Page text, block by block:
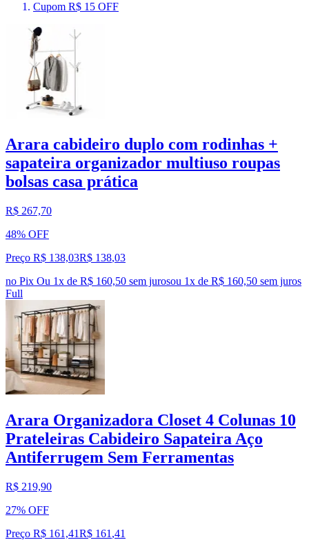
Cupom R$ 15 OFF
Arara cabideiro duplo com rodinhas +
sapateira organizador multiuso roupas
bolsas casa prática
R$ 267,70
48% OFF
Preço R$ 138,03R$ 138,03
no Pix Ou 1x de R$ 160,50 sem jurosou 1x de R$ 160,50 sem juros
Full
Arara Organizadora Closet 4 Colunas 10
Prateleiras Cabideiro Sapateira Aço
Antiferrugem Sem Ferramentas
R$ 219,90
27% OFF
Preço R$ 161,41R$ 161 ,41